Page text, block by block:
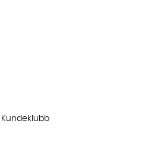
Kundeklubb